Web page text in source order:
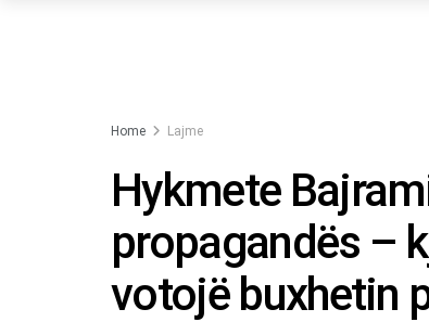
Home Lajme
Hykmete
propagandës –
votojë buxhetin